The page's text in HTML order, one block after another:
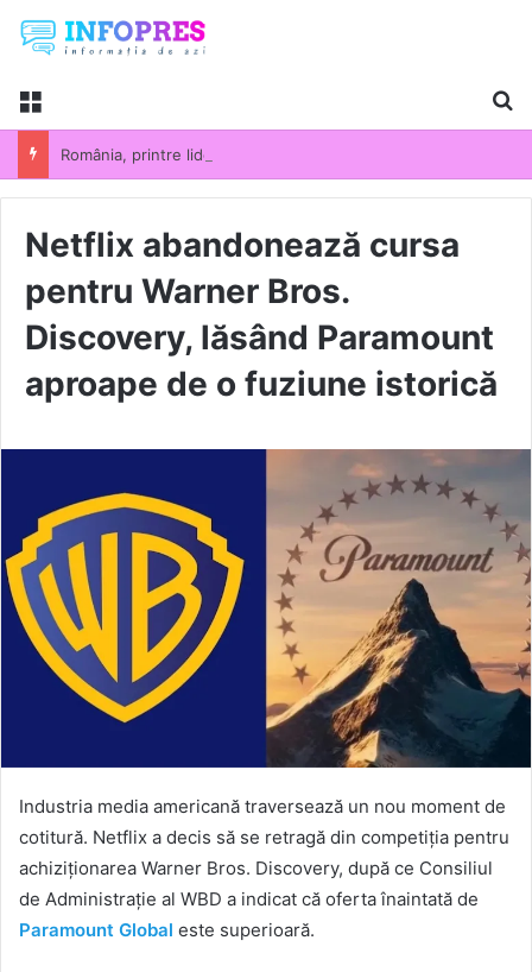
Menu
Netflix abandonează cursa
pentru Warner Bros.
Discovery, lăsând Paramount
aproape de o fuziune istorică
Industria media americană traversează un nou moment de
cotitură. Netflix a decis să se retragă din competiția pentru
achiziționarea Warner Bros. Discovery, după ce Consiliul
de Administrație al WBD a indicat că oferta înaintată de
Paramount Global este superioară.